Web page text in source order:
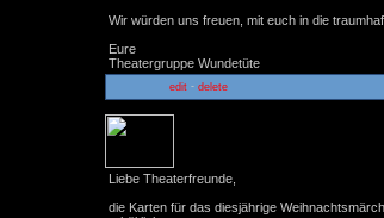
Wir würden uns freuen, mit euch in die
Eure
Theatergruppe Wundetüte
edit- delete
Liebe Theaterfreunde,
die Karten für das diesjährige